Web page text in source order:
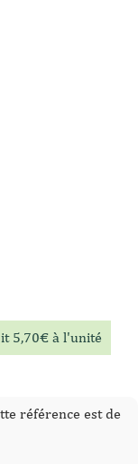
5,70€à l'unité
référence est de